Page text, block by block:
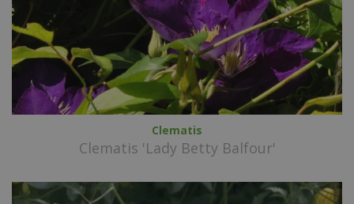
Clematis
Clematis 'Lady Betty Balfour'